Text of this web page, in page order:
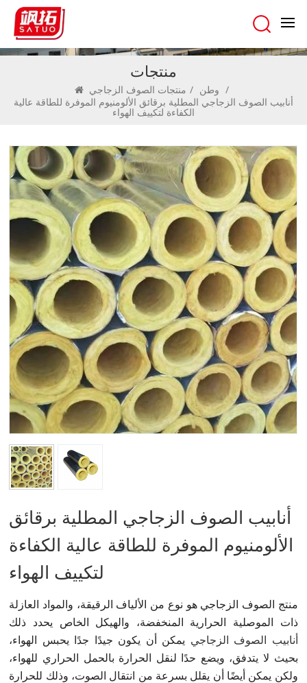
منتجات
وطن / منتجات الصوف الزجاجي
/
أنابيب الصوف الزجاجي المطلية برقائق الألومنيوم الموفرة للطاقة عالية
الكفاءة لتكييف الهواء
أنابيب الصوف الزجاجي المطلية برقائق
الألومنيوم الموفرة للطاقة عالية الكفاءة
لتكييف الهواء
منتج الصوف الزجاجي هو نوع من الألياف الرقيقة، والمواد العازلة
ذات الموصلية الحرارية المنخفضة، والهيكل الخاص يحدد ذلك
أنابيب الصوف الزجاجي يمكن أن يكون جيدًا جدًا يحبس الهواء،
بحيث لا يتدفق، ويضع حدًا لنقل الحرارة بالحمل الحراري للهواء،
ولكن يمكن أيضًا أن يقلل بسرعة من انتقال الصوت، وذلك للحرارة